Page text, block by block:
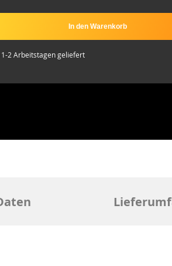
In den Warenkorb
1-2 Arbeitstagen geliefert